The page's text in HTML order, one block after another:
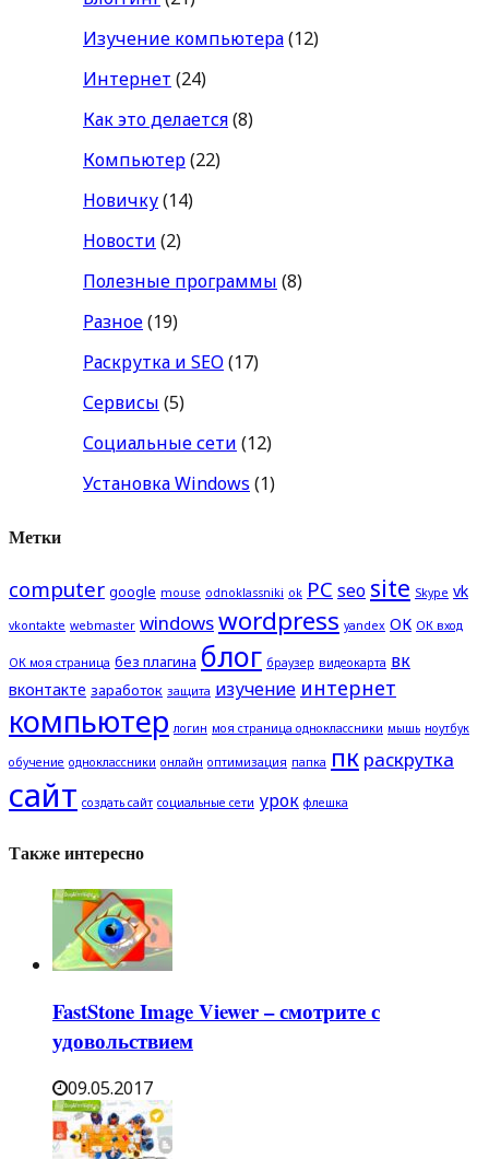
Изучение компьютера(12)
Интернет (24)
Как это делается(8)
Компьютер(22)
Новичку(14)
Новости (2)
Полезные программы (8)
Разное(19)
Раскрутка и SEO (17)
Сервисы (5)
Социальные сети (12)
Установка Windows (1)
Метки
computer google mouse odnoklassniki ok PC seo site Skype vk
vkontakte webmaster windowswordpress yandex ОК ОК вход
ОК моя страница без плагина блог браузер видеокарта вк
вконтакте заработок защита изучение интернет
компьютер логин моя страница одноклассники мышь ноутбук
обучение одноклассники онлайн оптимизация папка пк раскрутка
сайт создать сайт социальные сети урок флешка
Также интересно
FastStone Image Viewer – смотрите с
удовольствием
09.05.2017